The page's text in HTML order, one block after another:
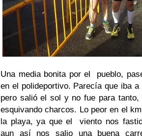
Una media bonita por el pueblo,
en el polideportivo. Parecía que iba
pero salió el sol y no fue para
esquivando charcos. Lo peor en el
la playa, ya que el viento nos
aun así nos salio una buena